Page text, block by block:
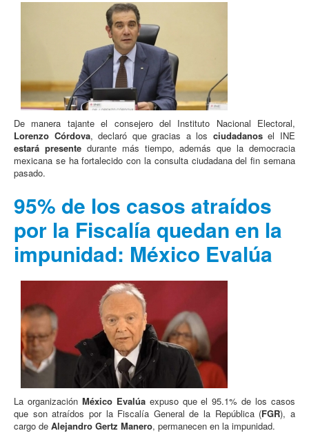
De manera tajante el consejero del Instituto Nacional Electoral,
Lorenzo Córdova, declaró que gracias a los ciudadanosel INE
estará presentedurante más tiempo, además que la democracia
mexicana se ha fortalecido con la consulta ciudadana del fin semana
pasado.
95% de los casos atraídos
por la Fiscalía quedan en la
impunidad: México Evalúa
La organización México Evalúaexpuso que el 95.1% de los casos
que son atraídos por la Fiscalía General de la República (FGR), a
cargo de Alejandro Gertz Manero, permanecen en la impunidad.